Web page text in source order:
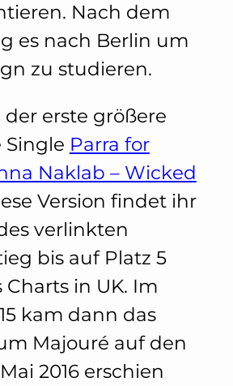
Nach dem
es nach Berlin um
zu studieren.
der erste größere
Single Parra for
Naklab – Wicked
Version findet ihr
verlinkten
bis auf Platz 5
Charts in UK. Im
kam dann das
Majouré auf den
2016 erschien